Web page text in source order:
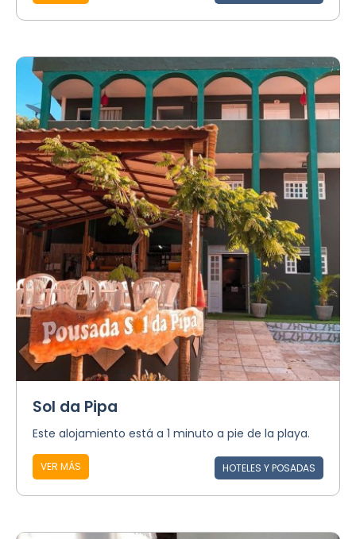
Sol da Pipa
Este alojamiento está a 1 minuto a pie de la playa.
VER MÁS HOTELES Y POSADAS